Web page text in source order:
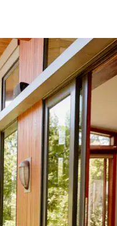
teclado ou tocando e